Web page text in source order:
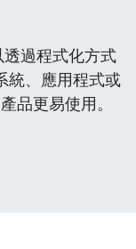
過程式化方式
統、應用程式或
品更易使用。